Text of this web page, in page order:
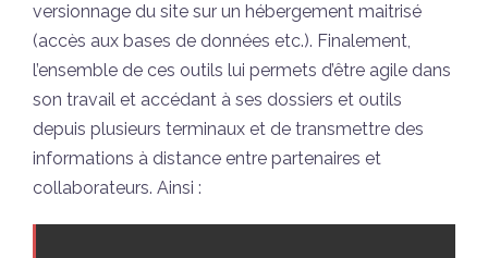
versionnage du site sur un hébergement maitrisé
(accès aux bases de données etc.). Finalement,
l’ensemble de ces outils lui permets d’être agile dans
son travail et accédant à ses dossiers et outils
depuis plusieurs terminaux et de transmettre des
informations à distance entre partenaires et
collaborateurs. Ainsi :